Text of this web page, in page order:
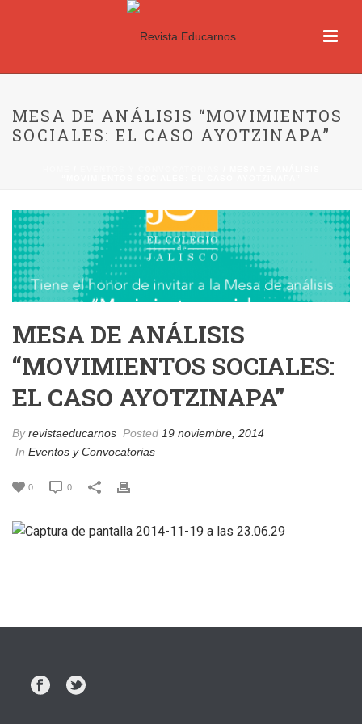
MESA DE ANÁLISIS “MOVIMIENTOS
SOCIALES: EL CASO AYOTZINAPA”
MESA DE ANÁLISIS
“MOVIMIENTOS SOCIALES:
EL CASO AYOTZINAPA”
Byrevistaeducarnos Posted 19 noviembre, 2014
In Eventos y Convocatorias
0 0